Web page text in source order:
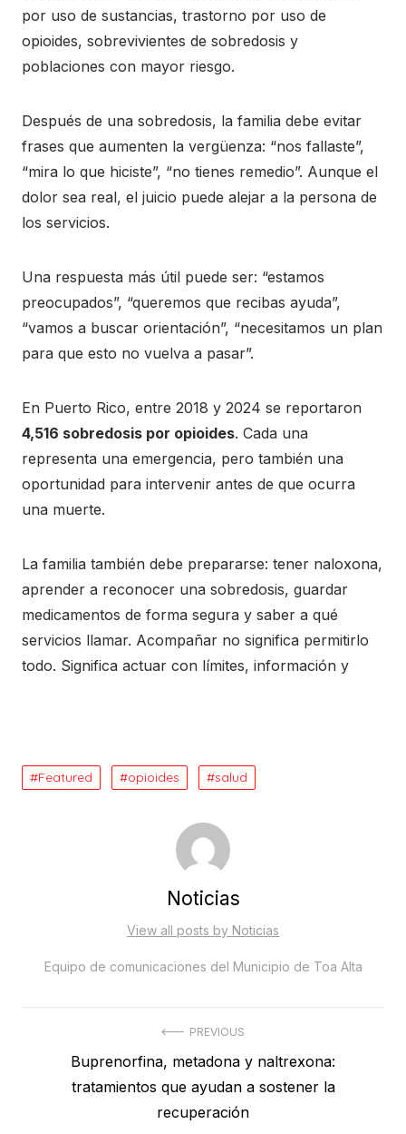
por uso de sustancias, trastorno por uso de
opioides, sobrevivientes de sobredosis y
poblaciones con mayor riesgo.
Después de una sobredosis, la familia debe evitar
frases que aumenten la vergüenza: “nos fallaste”,
“mira lo que hiciste”, “no tienes remedio”. Aunque el
dolor sea real, el juicio puede alejar a la persona de
los servicios.
Una respuesta más útil puede ser: “estamos
preocupados”, “queremos que recibas ayuda”,
“vamos a buscar orientación”, “necesitamos un plan
para que esto no vuelva a pasar”.
En Puerto Rico, entre 2018 y 2024 se reportaron
4,516 sobredosis por opioides. Cada una
representa una emergencia, pero también una
oportunidad para intervenir antes de que ocurra
una muerte.
La familia también debe prepararse: tener naloxona,
aprender a reconocer una sobredosis, guardar
medicamentos de forma segura y saber a qué
servicios llamar. Acompañar no significa permitirlo
todo. Significa actuar con límites, información y
Featured opioides salud
Noticias
View all posts by Noticias
Equipo de comunicaciones del Municipio de Toa Alta
navigation
PREVIOUS
PreviousBuprenorfina, metadona y naltrexona:
tratamientos que ayudan a sostener la
recuperación